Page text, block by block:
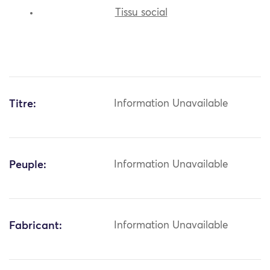
Tissu social
Titre: Information Unavailable
Peuple: Information Unavailable
Fabricant: Information Unavailable